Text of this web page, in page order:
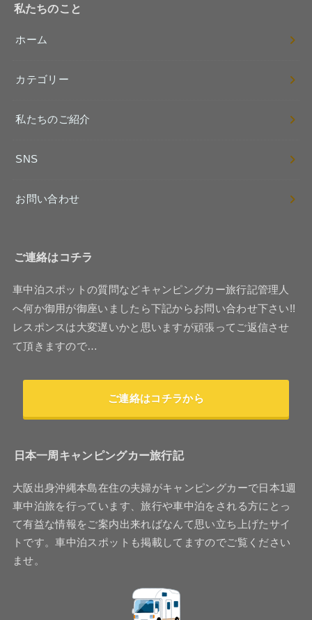
私たちのこと
ホーム
カテゴリー
私たちのご紹介
SNS
お問い合わせ
ご連絡はコチラ
車中泊スポットの質問などキャンピングカー旅行記管理人
へ何か御用が御座いましたら下記からお問い合わせ下さい!!
レスポンスは大変遅いかと思いますが頑張ってご返信させ
て頂きますので…
ご連絡はコチラから
日本一周キャンピングカー旅行記
大阪出身沖縄本島在住の夫婦がキャンピングカーで日本1週
車中泊旅を行っています、旅行や車中泊をされる方にとっ
て有益な情報をご案内出来ればなんて思い立ち上げたサイ
トです。車中泊スポットも掲載してますのでご覧ください
ませ。